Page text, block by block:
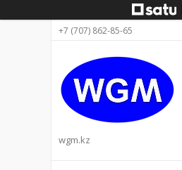
+7 (707) 862-85-65
wgm.kz